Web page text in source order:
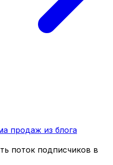
продаж из блога
поток подписчиков в